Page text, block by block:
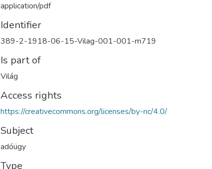
application/pdf
Identifier
389-2-1918-06-15-Vilag-001-001-m719
Is part of
Világ
Access rights
https://creativecommons.org/licenses/by-nc/4.0/
Subject
adóügy
Type